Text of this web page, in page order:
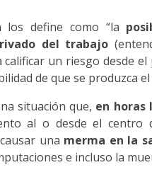
los define como “la
del trabajo
calificar un riesgo desde
de que se produzca
situación que, en horas
al o desde el centro
una merma en la
e incluso la